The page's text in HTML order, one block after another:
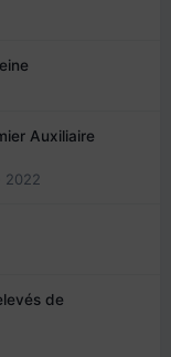
Auxiliaire
2022
de